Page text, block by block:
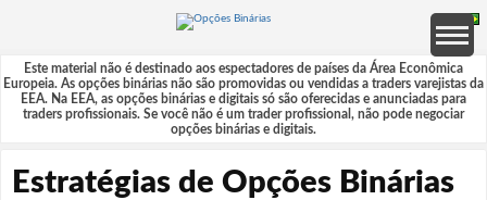
Este material não é destinado aos espectadores de países da Área Econômica
Europeia. As opções binárias não são promovidas ou vendidas a traders varejistas da
EEA. Na EEA, as opções binárias e digitais só são oferecidas e anunciadas para
traders profissionais. Se você não é um trader profissional, não pode negociar
opções binárias e digitais.
Estratégias de Opções Binárias